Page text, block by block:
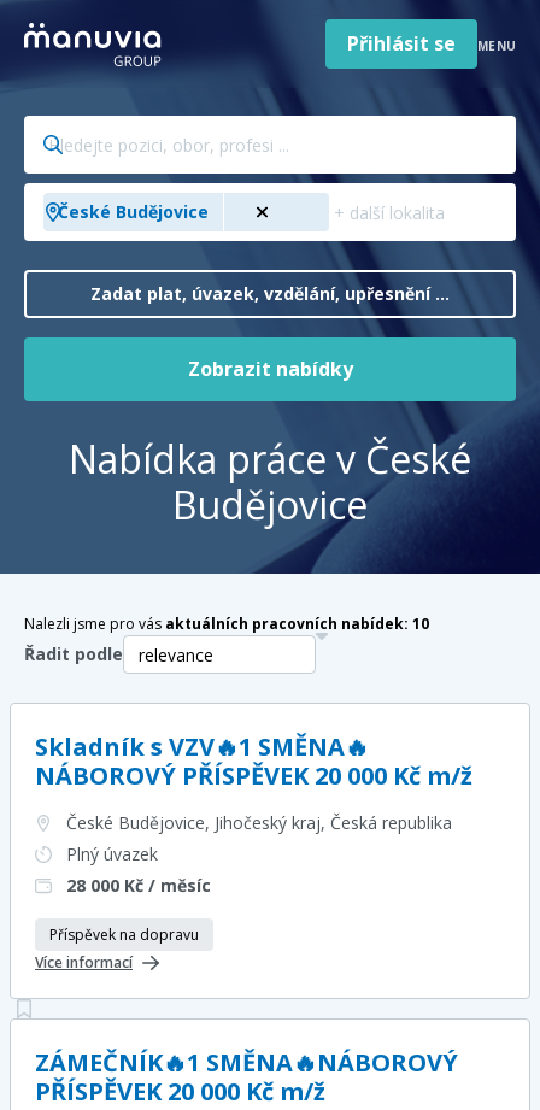
obsahPro firmy a zaměstnavatele
O nás
Čeština
Jazyk
Česká republika
Země
/
region
Přihlásit se MENU
Hledejte
pozici,
obor,
profesi
...
Přidejte
město,
...
České Budějovice
Zadat plat, úvazek, vzdělání, upřesnění ...
Zobrazit nabídky
Nabídka práce v České
Budějovice
Nalezli jsme pro vás aktuálních pracovních nabídek: 10
Řadit podle
Skladník s VZV🔥1 SMĚNA🔥
NÁBOROVÝ PŘÍSPĚVEK 20 000 Kč m/ž
České Budějovice, Jihočeský kraj, Česká republika
Plný úvazek
28 000 Kč / měsíc
Příspěvek na dopravu
Více informací
ZÁMEČNÍK🔥1 SMĚNA🔥NÁBOROVÝ
PŘÍSPĚVEK 20 000 Kč m/ž